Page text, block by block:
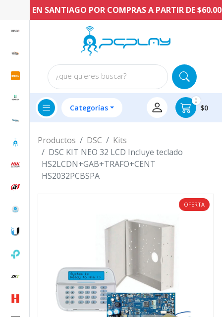
EN SANTIAGO POR COMPRAS A PARTIR DE $60.000
¿que quieres buscar?
Categorías
0
$0
Productos DSC
Kits
DSC KIT NEO 32 LCD Incluye teclado
HS2LCDN+GAB+TRAFO+CENT
HS2032PCBSPA
OFERTA